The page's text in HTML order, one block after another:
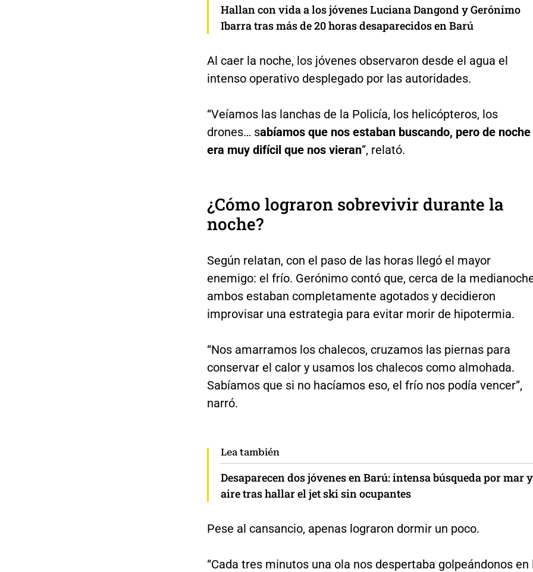
Hallan con vida a los jóvenes Luciana Dangond y Gerónimo
Ibarra tras más de 20 horas desaparecidos en Barú
Al caer la noche, los jóvenes observaron desde el agua el
intenso operativo desplegado por las autoridades.
“Veíamos las lanchas de la Policía, los helicópteros, los
drones… sabíamos que nos estaban buscando, pero de noche
era muy difícil que nos vieran”, relató.
¿Cómo lograron sobrevivir durante la
noche?
Según relatan, con el paso de las horas llegó el mayor
enemigo: el frío. Gerónimo contó que, cerca de la
ambos estaban completamente agotados y decidieron
improvisar una estrategia para evitar morir de hipotermia.
“Nos amarramos los chalecos, cruzamos las piernas para
conservar el calor y usamos los chalecos como almohada.
Sabíamos que si no hacíamos eso, el frío nos podía vencer”,
narró.
Lea también
Desaparecen dos jóvenes en Barú: intensa búsqueda por mar y
aire tras hallar el jet ski sin ocupantes
Pese al cansancio, apenas lograron dormir un poco.
“Cada tres minutos una ola nos despertaba golpeándonos en